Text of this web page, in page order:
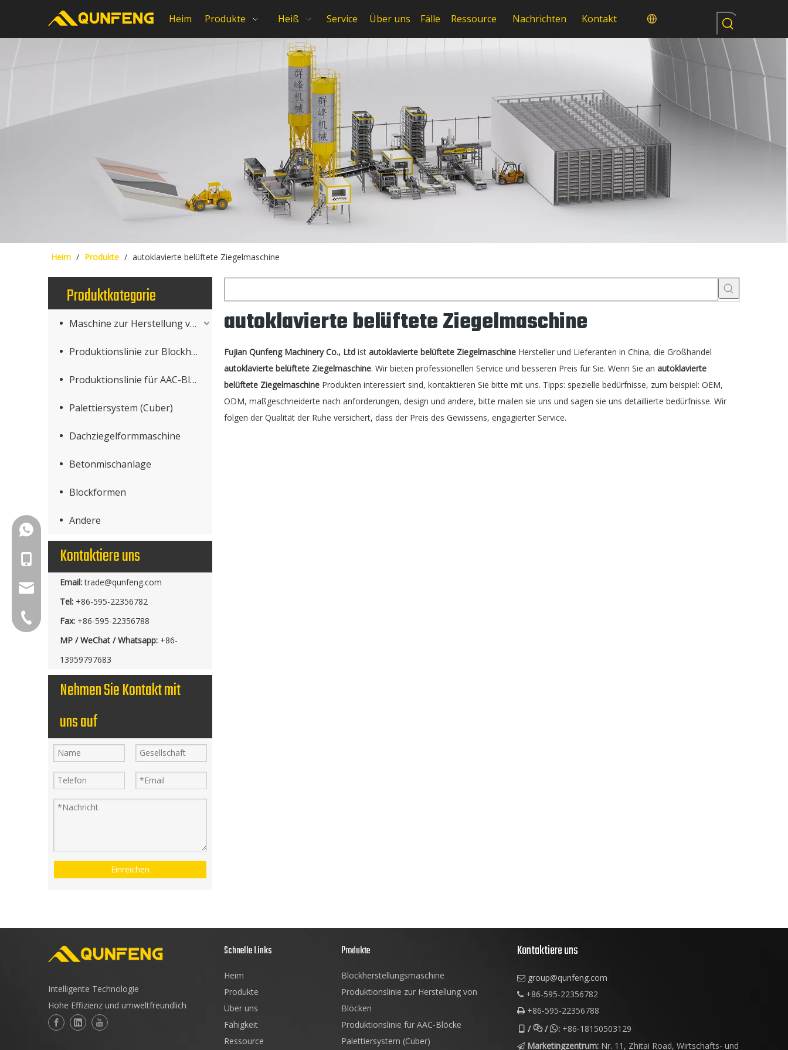
Heim Produkte Heiß Service Über uns Fälle Ressource Nachrichten Kontakt
Heim / Produkte / autoklavierte belüftete Ziegelmaschine
Produktkategorie
Maschine zur Herstellung von Betonprodukten
Produktionslinie zur Blockherstellung
Produktionslinie für AAC-Blöcke
Palettiersystem (Cuber)
Dachziegelformmaschine
Betonmischanlage
Blockformen
Andere
Kontaktiere uns
Email: trade@qunfeng.com
Tel: +86-595-22356782
Fax: +86-595-22356788
MP / WeChat / Whatsapp: +86-
13959797683
Nehmen Sie Kontakt mit
uns auf
Einreichen
autoklavierte belüftete Ziegelmaschine
Fujian Qunfeng Machinery Co., Ltd ist autoklavierte belüftete Ziegelmaschine Hersteller und Lieferanten in China, die Großhandel
autoklavierte belüftete Ziegelmaschine. Wir bieten professionellen Service und besseren Preis für Sie. Wenn Sie an autoklavierte
belüftete Ziegelmaschine Produkten interessiert sind, kontaktieren Sie bitte mit uns. Tipps: spezielle bedürfnisse, zum beispiel: OEM,
ODM, maßgeschneiderte nach anforderungen, design und andere, bitte mailen sie uns und sagen sie uns detaillierte bedürfnisse. Wir
folgen der Qualität der Ruhe versichert, dass der Preis des Gewissens, engagierter Service.
+86-18150503129
group@qunfeng.com
+86-595 22356782
Intelligente Technologie
Hohe Effizienz und umweltfreundlich
Schnelle Links
Heim
Produkte
Über uns
Fähigkeit
Ressource
Produkte
Blockherstellungsmaschine
Produktionslinie zur Herstellung von
Blöcken
Produktionslinie für AAC-Blöcke
Palettiersystem (Cuber)
Kontaktiere uns
 group@qunfeng.com
 +86-595-22356782
 +86-595-22356788
//: +86-18150503129
 Marketingzentrum: Nr. 11, Zhitai Road, Wirtschafts- und